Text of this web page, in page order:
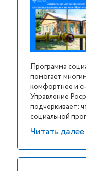
Программа
помогает
комфортнее и
Управление
подчеркивает:
социальной
Читать далее